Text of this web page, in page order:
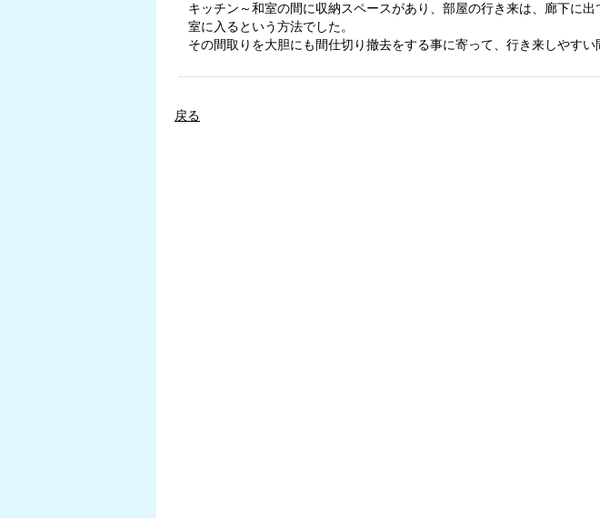
キッチン～和室の間に収納スペースがあり、部屋の行き来は、廊下に
室に入るという方法でした。
その間取りを大胆にも間仕切り撤去をする事に寄って、行き来しやすい
戻る